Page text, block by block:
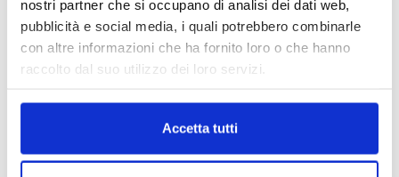
nostri partner che si occupano di analisi dei dati web,
pubblicità e social media, i quali potrebbero combinarle
con altre informazioni che ha fornito loro o che hanno
raccolto dal suo utilizzo dei loro servizi.
Accetta tutti